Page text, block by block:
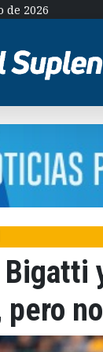
de 2026